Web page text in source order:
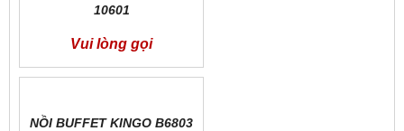
10601
Vui lòng gọi
NỒI BUFFET KINGO B6803